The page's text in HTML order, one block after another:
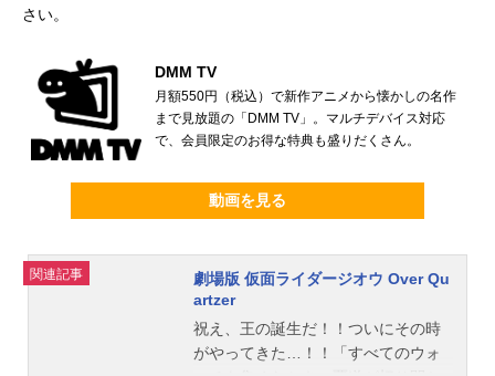
さい。
DMM TV
月額550円（税込）で新作アニメから懐かしの名作
まで見放題の「DMM TV」。マルチデバイス対応
で、会員限定のお得な特典も盛りだくさん。
動画を見る
関連記事
劇場版 仮面ライダージオウ Over Qu
artzer
祝え、王の誕生だ！！ついにその時
がやってきた…！！「すべてのウォ